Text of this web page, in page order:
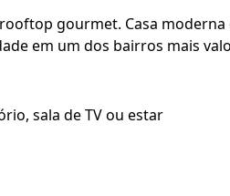
gourmet. Casa moderna
em um dos bairros mais
sala de TV ou estar